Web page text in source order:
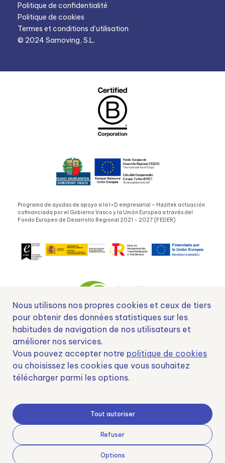
Politique de confidentialité
Politique de cookies
Termes et conditions d’utilisation
© 2024 Samoving, S.L.
Programa de ayudas de apoyo a la I+D empresarial – Hazitek actuación
cofinanciada por el Gobierno Vasco y la Unión Europea a través del
Fondo Europeo de Desarrollo Regional 2021 – 2027 (FEDER)
Nº EXP 00152378 / SNEO-20222129 Financiado por la Unión Europea –
Samoving, S.L. En el marco del Programa ICEX Next, ha contado con el apoyo
de ICEX y con la cofinanciación del fondo europeo FEDER. LA finalidad de este
apoyo es contribuir al desarrollo internacional de la empresa y de su entorno.
Fondo Europeo de Desarrollo Regional
Nous utilisons nos propres cookies et ceux de tiers
pour obtenir des données statistiques sur les
habitudes de navigation de nos utilisateurs et
améliorer nos services.
Vous pouvez accepter notre politique de cookies
ou choisissez les cookies que vous souhaitez
télécharger parmi les options.
Tout autoriser
Refuser
Options